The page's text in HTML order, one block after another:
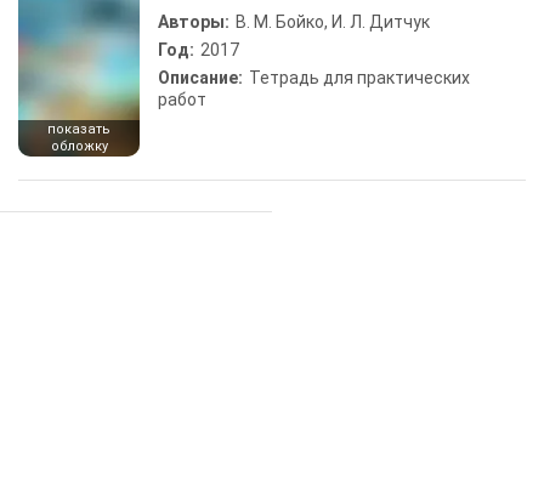
показать
обложку
Авторы: В. М. Бойко, И. Л. Дитчук
Год: 2017
Описание: Тетрадь для практических
работ